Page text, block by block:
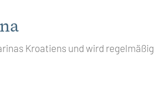
Kroatiens und wird regelmäßig